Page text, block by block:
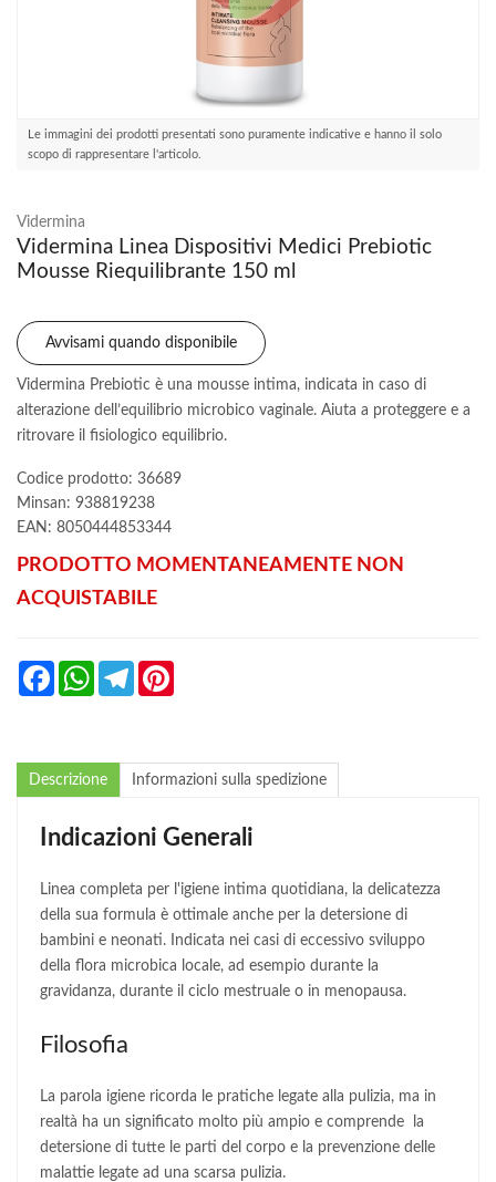
Le immagini dei prodotti presentati sono puramente indicative e hanno il solo
scopo di rappresentare l'articolo.
Vidermina
Vidermina Linea Dispositivi Medici Prebiotic
Mousse Riequilibrante 150 ml
Avvisami quando disponibile
Vidermina Prebiotic è una mousse intima, indicata in caso di
alterazione dell’equilibrio microbico vaginale. Aiuta a proteggere e a
ritrovare il fisiologico equilibrio.
Codice prodotto: 36689
Minsan: 938819238
EAN: 8050444853344
PRODOTTO MOMENTANEAMENTE NON
ACQUISTABILE
FacebookWhatsAppTelegram
Descrizione Informazioni sulla spedizione
Indicazioni Generali
Linea completa per l'igiene intima quotidiana, la delicatezza
della sua formula è ottimale anche per la detersione di
bambini e neonati. Indicata nei casi di eccessivo sviluppo
della flora microbica locale, ad esempio durante la
gravidanza, durante il ciclo mestruale o in menopausa.
Filosofia
La parola igiene ricorda le pratiche legate alla pulizia, ma in
realtà ha un significato molto più ampio e comprende la
detersione di tutte le parti del corpo e la prevenzione delle
malattie legate ad una scarsa pulizia.